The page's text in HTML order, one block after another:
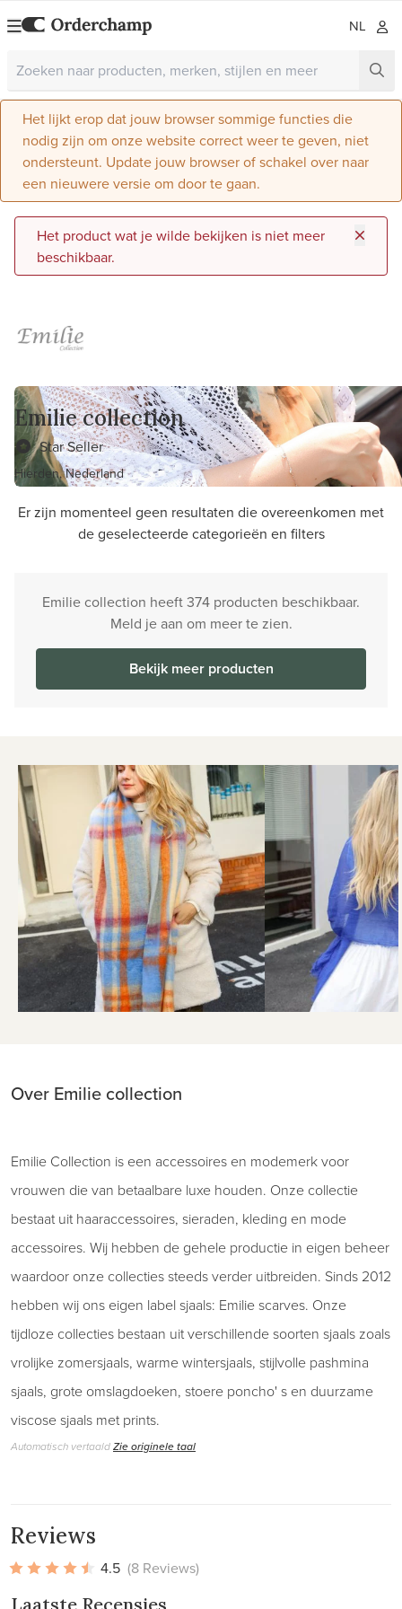
NL
Het lijkt erop dat jouw browser sommige functies die
nodig zijn om onze website correct weer te geven, niet
ondersteunt. Update jouw browser of schakel over naar
een nieuwere versie om door te gaan.
Het product wat je wilde bekijken is niet meer
beschikbaar.
Emilie collection
Star Seller
Hierden, Nederland
Er zijn momenteel geen resultaten die overeenkomen met
de geselecteerde categorieën en filters
Emilie collection heeft 374 producten beschikbaar.
Meld je aan om meer te zien.
Bekijk meer producten
Over Emilie collection
Emilie Collection is een accessoires en modemerk voor
vrouwen die van betaalbare luxe houden. Onze collectie
bestaat uit haaraccessoires, sieraden, kleding en mode
accessoires. Wij hebben de gehele productie in eigen beheer
waardoor onze collecties steeds verder uitbreiden. Sinds 2012
hebben wij ons eigen label sjaals: Emilie scarves. Onze
tijdloze collecties bestaan uit verschillende soorten sjaals zoals
vrolijke zomersjaals, warme wintersjaals, stijlvolle pashmina
sjaals, grote omslagdoeken, stoere poncho' s en duurzame
viscose sjaals met prints.
Automatisch vertaaldZie originele taal
Reviews
4.5 (8 Reviews)
Laatste Recensies